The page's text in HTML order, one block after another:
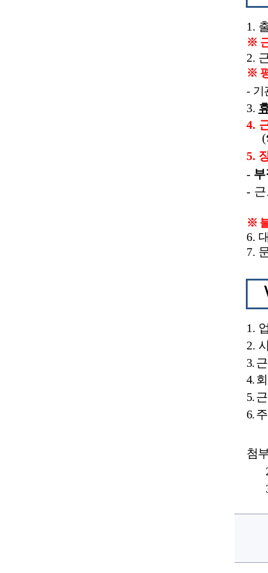
1.
※
2.
※
- 기
3.
4.
(
5.
-
-
※
6.
7.
1.
2.
3.
4.
5.
6.
첨